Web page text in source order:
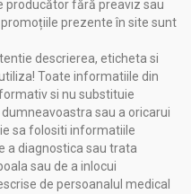
producător fără preaviz sau
prezente în site sunt
descrierea, eticheta si
Toate informatiile din
si nu substituie
sau a oricarui
sa folositi informatiile
a diagnostica sau trata
sau de a inlocui
de persoanalul medical